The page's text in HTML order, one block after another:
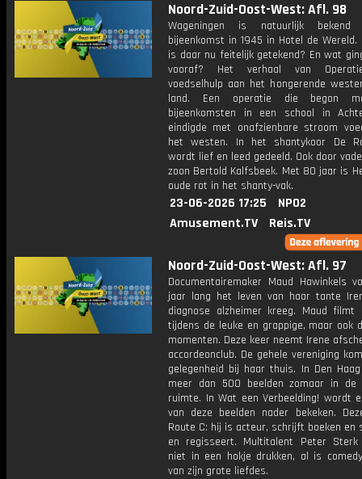
Noord-Zuid-Oost-West: Afl. 98
Wageningen is natuurlijk
bijeenkomst in 1945 in Hotel de
is daar nu feitelijk getekend? En wat
vooraf? Het verhaal van
voedselhulp aan het hongerende
land. Een operatie die begon
bijeenkomsten in een school in
eindigde met onafzienbare stroom
het westen. In het shantykoor De
wordt lief en leed gedeeld. Ook door
zoon Bertold Kalfsbeek. Met 80 jaar is
oude rot in het shanty-vak.
23-06-2026 17:25
NPO2
Amusement.TV
Reis.TV
Noord-Zuid-Oost-West: Afl. 97
Documentairemaker Maud Hawinkels
jaar lang het leven van haar tante
diagnose alzheimer kreeg. Maud filmt
tijdens de leuke en grappige, maar ook
momenten. Deze keer neemt Irene
accordeonclub. De gehele vereniging
gelegenheid bij haar thuis. In Den
meer dan 500 beelden zomaar in de
ruimte. In Wat een Verbeelding! wordt
van deze beelden nader bekeken.
Route C: hij is acteur, schrijft boeken en
en regisseert. Multitalent Peter
niet in een hokje drukken, al is
van zijn grote liefdes.